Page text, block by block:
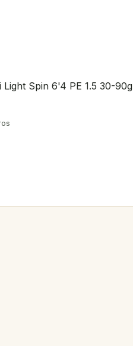
Light Spin 6'4 PE 1.5 30-90g